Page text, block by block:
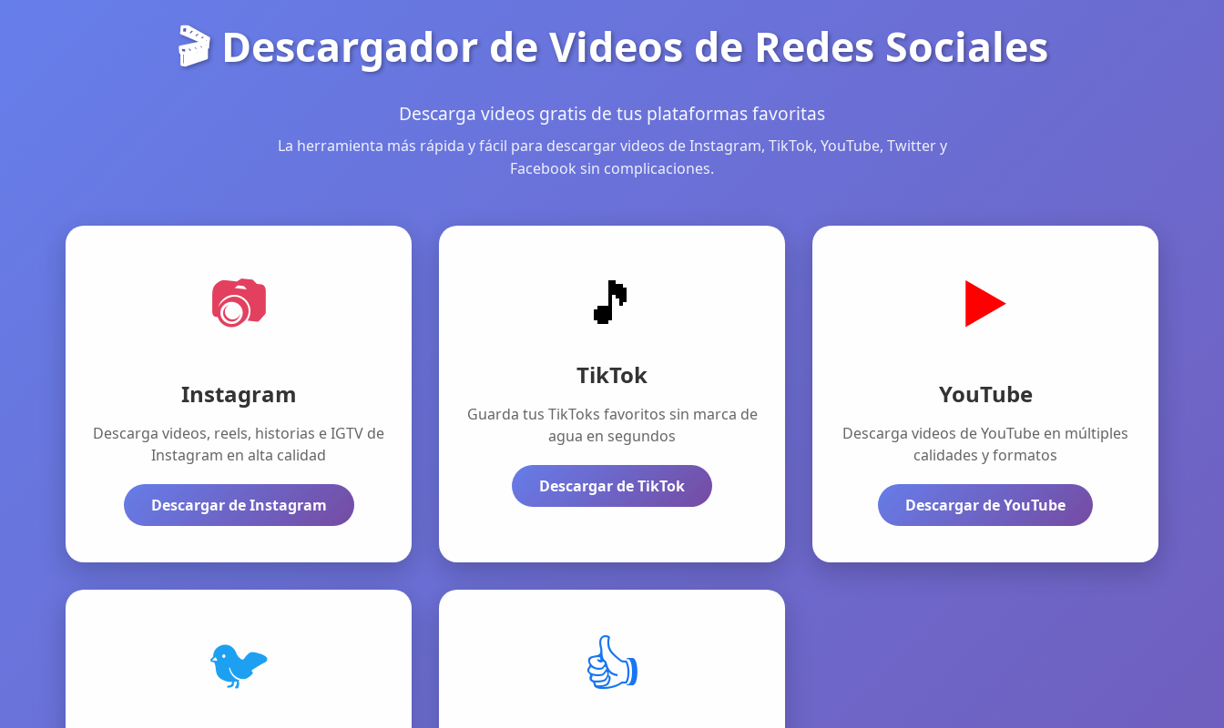
🎬 Descargador de Videos de Redes Sociales
Descarga videos gratis de tus plataformas favoritas
La herramienta más rápida y fácil para descargar videos de Instagram, TikTok, YouTube, Twitter y
Facebook sin complicaciones.
📷
Instagram
Descarga videos, reels, historias e IGTV de
Instagram en alta calidad
Descargar de Instagram
🎵
TikTok
Guarda tus TikToks favoritos sin marca de
agua en segundos
Descargar de TikTok
▶️
YouTube
Descarga videos de YouTube en múltiples
calidades y formatos
Descargar de YouTube
🐦 👍